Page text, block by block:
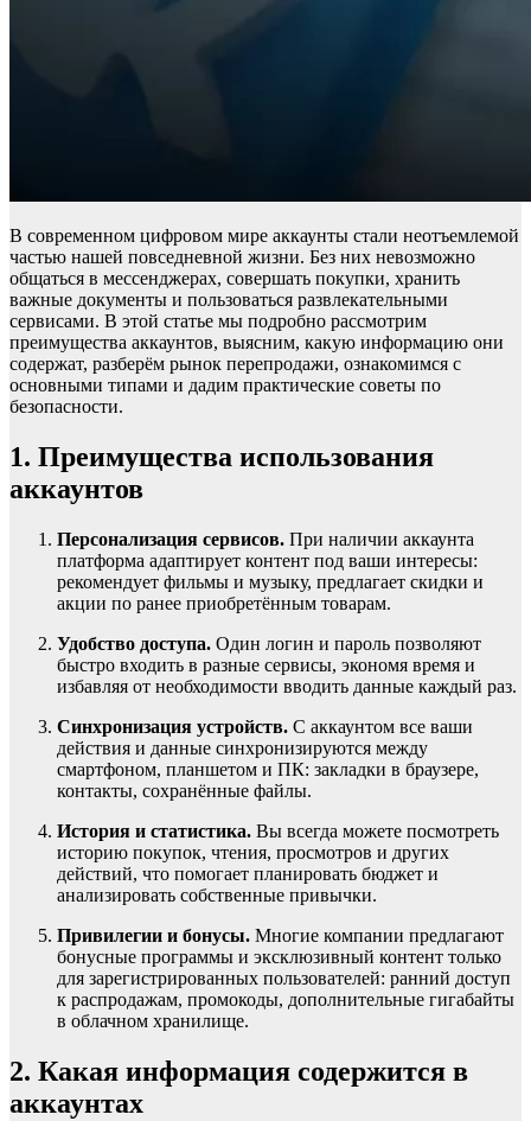
В современном цифровом мире аккаунты стали неотъемлемой
частью нашей повседневной жизни. Без них невозможно
общаться в мессенджерах, совершать покупки, хранить
важные документы и пользоваться развлекательными
сервисами. В этой статье мы подробно рассмотрим
преимущества аккаунтов, выясним, какую информацию они
содержат, разберём рынок перепродажи, ознакомимся с
основными типами и дадим практические советы по
безопасности.
1. Преимущества использования
аккаунтов
Персонализация сервисов. При наличии аккаунта
платформа адаптирует контент под ваши интересы:
рекомендует фильмы и музыку, предлагает скидки и
акции по ранее приобретённым товарам.
Удобство доступа. Один логин и пароль позволяют
быстро входить в разные сервисы, экономя время и
избавляя от необходимости вводить данные каждый раз.
Синхронизация устройств. С аккаунтом все ваши
действия и данные синхронизируются между
смартфоном, планшетом и ПК: закладки в браузере,
контакты, сохранённые файлы.
История и статистика. Вы всегда можете посмотреть
историю покупок, чтения, просмотров и других
действий, что помогает планировать бюджет и
анализировать собственные привычки.
Привилегии и бонусы. Многие компании предлагают
бонусные программы и эксклюзивный контент только
для зарегистрированных пользователей: ранний доступ
к распродажам, промокоды, дополнительные гигабайты
в облачном хранилище.
2. Какая информация содержится в
аккаунтах